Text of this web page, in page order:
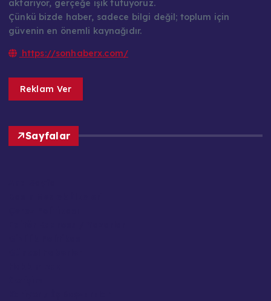
aktarıyor, gerçeğe ışık tutuyoruz.
Çünkü bizde haber, sadece bilgi değil; toplum için
güvenin en önemli kaynağıdır.
https://sonhaberx.com/
Reklam Ver
Sayfalar